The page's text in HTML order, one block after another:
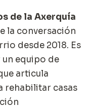
de la Axerquía
la conversación
desde 2018. Es
equipo de
articula
rehabilitar casas